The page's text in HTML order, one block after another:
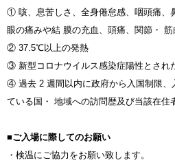
① 咳、息苦しさ、全⾝倦怠感、咽頭痛、
眼の痛みや結 膜の充⾎、頭痛、関節・
② 37.5℃以上の発熱
③ 新型コロナウイルス感染症陽性とされ
④ 過去 2 週間以内に政府から入国制限、
ている国・ 地域への訪問歴及び当該在住
■ご入場に際してのお願い
・検温にご協力をお願い致します。